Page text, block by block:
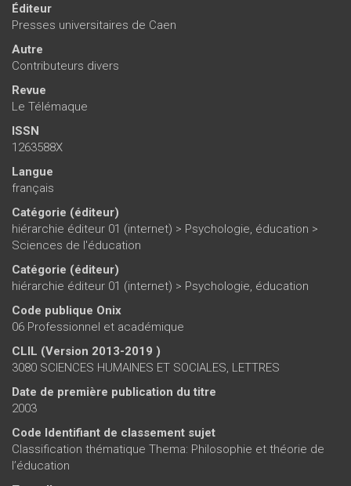
Éditeur
Presses universitaires de Caen
Autre
Contributeurs divers
Revue
Le Télémaque
ISSN
1263588X
Langue
français
Catégorie (éditeur)
hiérarchie éditeur 01 (internet) > Psychologie, éducation >
Sciences de l'éducation
Catégorie (éditeur)
hiérarchie éditeur 01 (internet) > Psychologie, éducation
Code publique Onix
06 Professionnel et académique
CLIL (Version 2013-2019 )
3080 SCIENCES HUMAINES ET SOCIALES, LETTRES
Date de première publication du titre
2003
Code Identifiant de classement sujet
Classification thématique Thema: Philosophie et théorie de
l’éducation